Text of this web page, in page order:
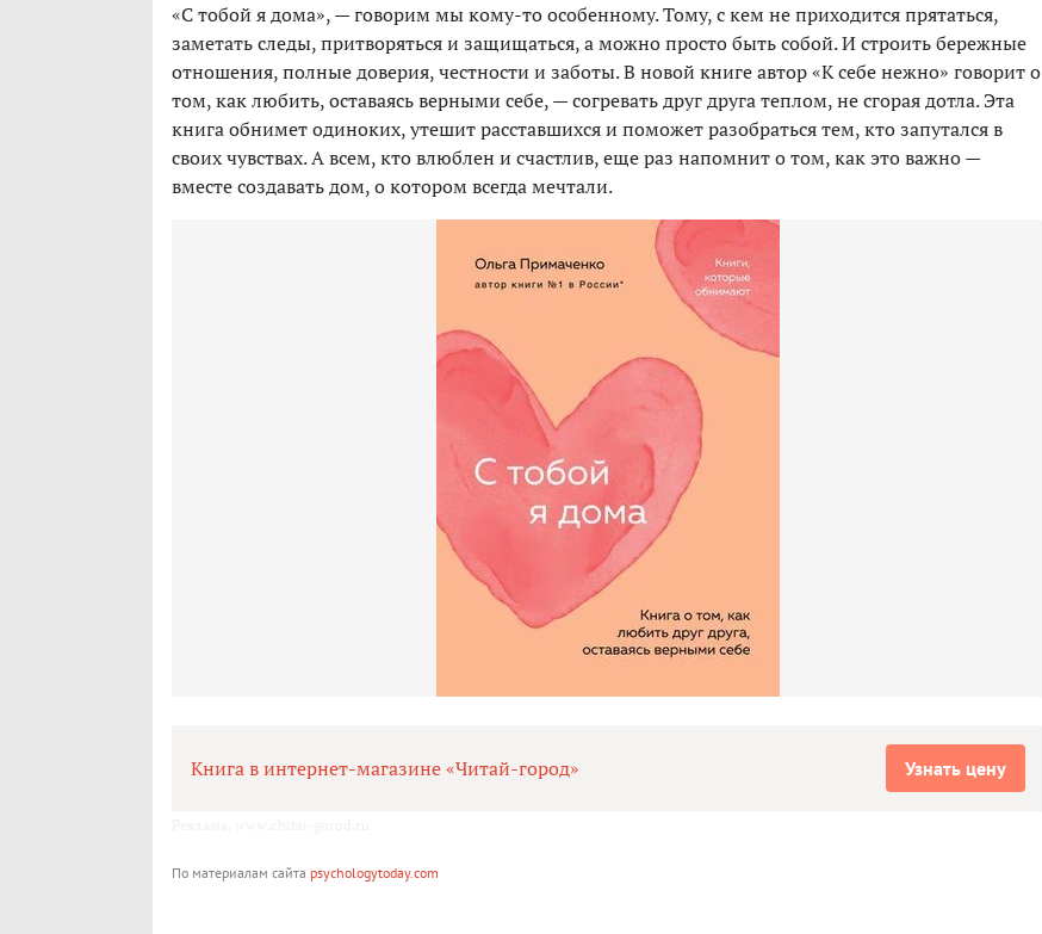
«С тобой я дома», — говорим мы кому-то особенному. Тому, с кем не приходится прятаться,
заметать следы, притворяться и защищаться, а можно просто быть собой. И строить бережные
отношения, полные доверия, честности и заботы. В новой книге автор «К себе нежно» говорит о
том, как любить, оставаясь верными себе, — согревать друг друга теплом, не сгорая дотла. Эта
книга обнимет одиноких, утешит расставшихся и поможет разобраться тем, кто запутался в
своих чувствах. А всем, кто влюблен и счастлив, еще раз напомнит о том, как это важно —
вместе создавать дом, о котором всегда мечтали.
Книга в интернет-магазине «Читай-город» Узнать цену
По материалам сайта psychologytoday.com